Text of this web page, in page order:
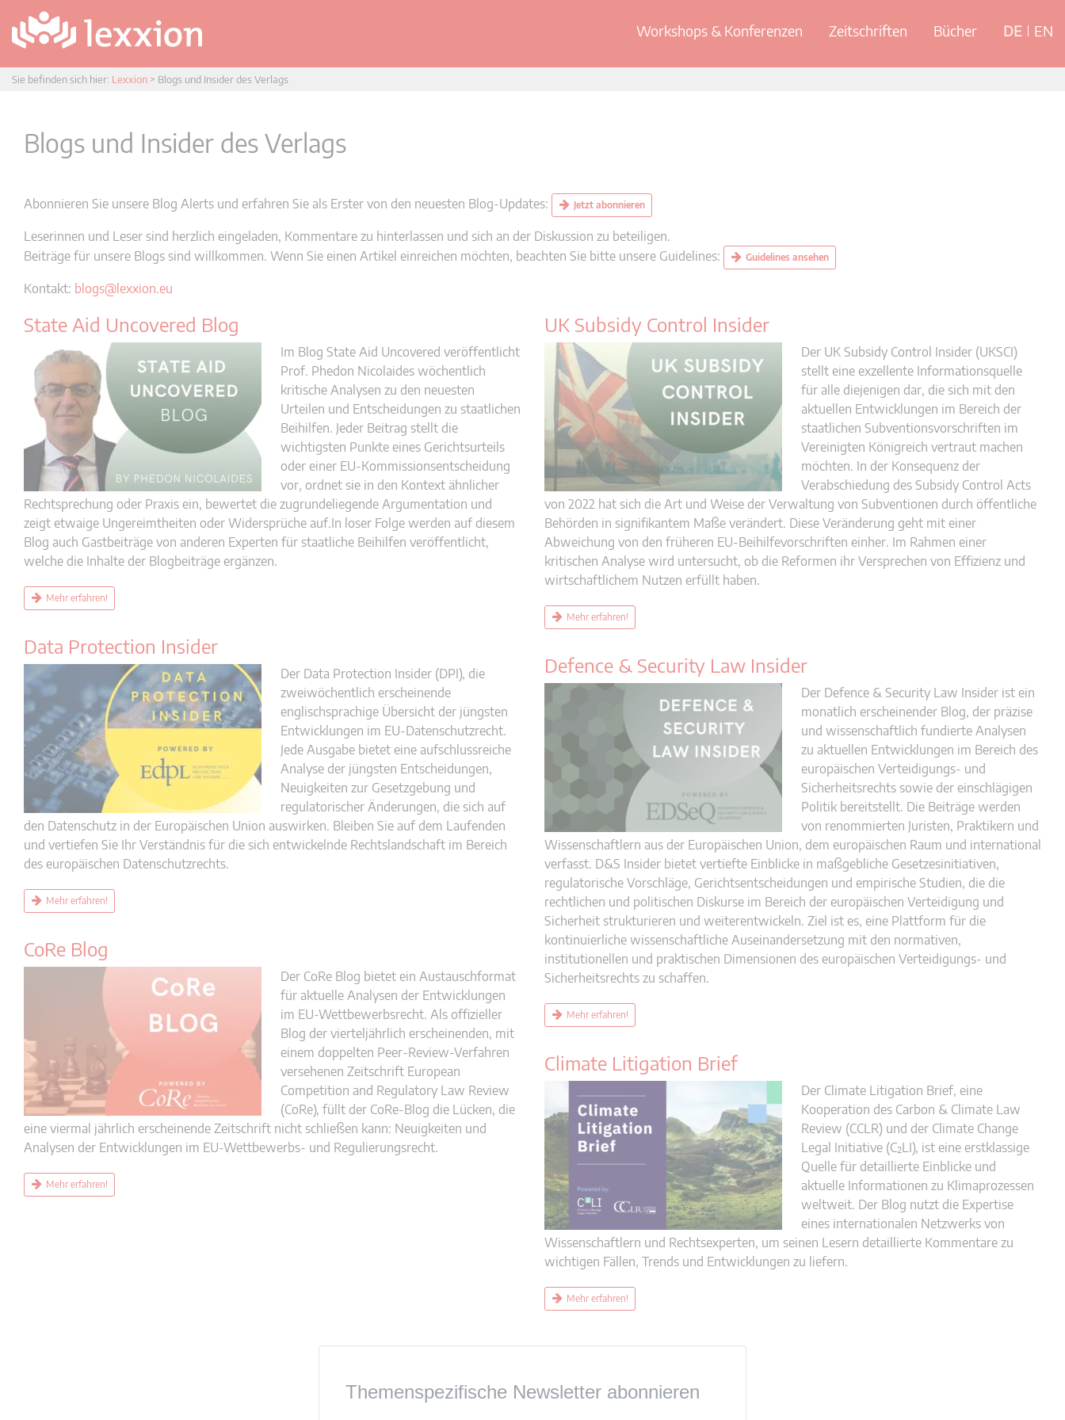
Workshops & Konferenzen Zeitschriften Bücher DE EN
Sie befinden sich hier: Lexxion > Blogs und Insider des Verlags
Blogs und Insider des Verlags
Abonnieren Sie unsere Blog Alerts und erfahren Sie als Erster von den neuesten Blog-Updates: Jetzt abonnieren
Leserinnen und Leser sind herzlich eingeladen, Kommentare zu hinterlassen und sich an der Diskussion zu beteiligen.
Beiträge für unsere Blogs sind willkommen. Wenn Sie einen Artikel einreichen möchten, beachten Sie bitte unsere Guidelines:
Guidelines ansehen
Kontakt: blogs@lexxion.eu
State Aid Uncovered Blog
Im Blog State Aid Uncovered veröffentlicht
Prof. Phedon Nicolaides wöchentlich
kritische Analysen zu den neuesten
Urteilen und Entscheidungen zu staatlichen
Beihilfen. Jeder Beitrag stellt die
wichtigsten Punkte eines Gerichtsurteils
oder einer EU-Kommissionsentscheidung
vor, ordnet sie in den Kontext ähnlicher
Rechtsprechung oder Praxis ein, bewertet die zugrundeliegende Argumentation und
zeigt etwaige Ungereimtheiten oder Widersprüche auf.In loser Folge werden auf diesem
Blog auch Gastbeiträge von anderen Experten für staatliche Beihilfen veröffentlicht,
welche die Inhalte der Blogbeiträge ergänzen.
Mehr erfahren!
Data Protection Insider
Der Data Protection Insider (DPI), die
zweiwöchentlich erscheinende
englischsprachige Übersicht der jüngsten
Entwicklungen im EU-Datenschutzrecht.
Jede Ausgabe bietet eine aufschlussreiche
Analyse der jüngsten Entscheidungen,
Neuigkeiten zur Gesetzgebung und
regulatorischer Änderungen, die sich auf
den Datenschutz in der Europäischen Union auswirken. Bleiben Sie auf dem Laufenden
und vertiefen Sie Ihr Verständnis für die sich entwickelnde Rechtslandschaft im Bereich
des europäischen Datenschutzrechts.
Mehr erfahren!
CoRe Blog
Der CoRe Blog bietet ein Austauschformat
für aktuelle Analysen der Entwicklungen
im EU-Wettbewerbsrecht. Als offizieller
Blog der vierteljährlich erscheinenden, mit
einem doppelten Peer-Review-Verfahren
versehenen Zeitschrift European
Competition and Regulatory Law Review
(CoRe), füllt der CoRe-Blog die Lücken, die
eine viermal jährlich erscheinende Zeitschrift nicht schließen kann: Neuigkeiten und
Analysen der Entwicklungen im EU-Wettbewerbs- und Regulierungsrecht.
Mehr erfahren!
UK Subsidy Control Insider
Der UK Subsidy Control Insider (UKSCI)
stellt eine exzellente Informationsquelle
für alle diejenigen dar, die sich mit den
aktuellen Entwicklungen im Bereich der
staatlichen Subventionsvorschriften im
Vereinigten Königreich vertraut machen
möchten. In der Konsequenz der
Verabschiedung des Subsidy Control Acts
von 2022 hat sich die Art und Weise der Verwaltung von Subventionen durch öffentliche
Behörden in signifikantem Maße verändert. Diese Veränderung geht mit einer
Abweichung von den früheren EU-Beihilfevorschriften einher. Im Rahmen einer
kritischen Analyse wird untersucht, ob die Reformen ihr Versprechen von Effizienz und
wirtschaftlichem Nutzen erfüllt haben.
Mehr erfahren!
Defence & Security Law Insider
Der Defence & Security Law Insider ist ein
monatlich erscheinender Blog, der präzise
und wissenschaftlich fundierte Analysen
zu aktuellen Entwicklungen im Bereich des
europäischen Verteidigungs- und
Sicherheitsrechts sowie der einschlägigen
Politik bereitstellt. Die Beiträge werden
von renommierten Juristen, Praktikern und
Wissenschaftlern aus der Europäischen Union, dem europäischen Raum und international
verfasst. D&S Insider bietet vertiefte Einblicke in maßgebliche Gesetzesinitiativen,
regulatorische Vorschläge, Gerichtsentscheidungen und empirische Studien, die die
rechtlichen und politischen Diskurse im Bereich der europäischen Verteidigung und
Sicherheit strukturieren und weiterentwickeln. Ziel ist es, eine Plattform für die
kontinuierliche wissenschaftliche Auseinandersetzung mit den normativen,
institutionellen und praktischen Dimensionen des europäischen Verteidigungs- und
Sicherheitsrechts zu schaffen.
Mehr erfahren!
Climate Litigation Brief
Der Climate Litigation Brief, eine
Kooperation des Carbon & Climate Law
Review (CCLR) und der Climate Change
Legal Initiative (C²LI), ist eine erstklassige
Quelle für detaillierte Einblicke und
aktuelle Informationen zu Klimaprozessen
weltweit. Der Blog nutzt die Expertise
eines internationalen Netzwerks von
Wissenschaftlern und Rechtsexperten, um seinen Lesern detaillierte Kommentare zu
wichtigen Fällen, Trends und Entwicklungen zu liefern.
Mehr erfahren!
Themenspezifische Newsletter abonnieren